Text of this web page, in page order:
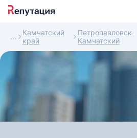
Камчатский
край
Петропавловск-
Камчатский